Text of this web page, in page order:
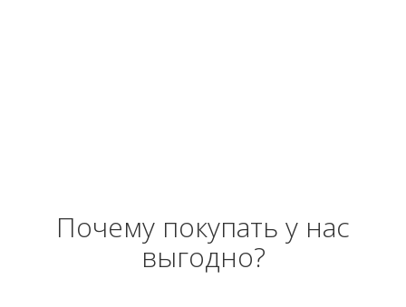
Почему покупать у нас
выгодно?